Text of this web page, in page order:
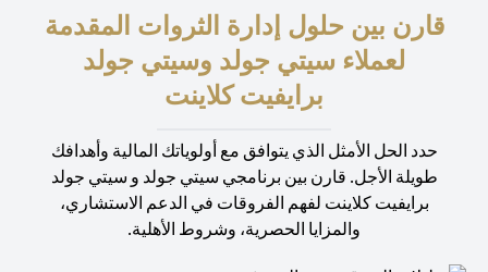
قارن بين حلول إدارة الثروات المقدمة
لعملاء سيتي جولد وسيتي جولد
برايفيت كلاينت
حدد الحل الأمثل الذي يتوافق مع أولوياتك المالية وأهدافك
طويلة الأجل. قارن بين برنامجي سيتي جولد و سيتي جولد
برايفيت كلاينت لفهم الفروقات في الدعم الاستشاري،
والمزايا الحصرية، وشروط الأهلية.